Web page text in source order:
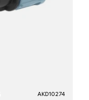
AKD10274